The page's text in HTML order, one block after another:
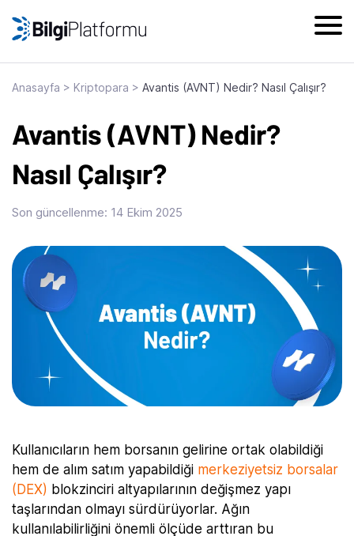
Anasayfa > Kriptopara > Avantis (AVNT) Nedir? Nasıl Çalışır?
Avantis (AVNT) Nedir?
Nasıl Çalışır?
Son güncellenme: 14 Ekim 2025
Kullanıcıların hem borsanın gelirine ortak olabildiği
hem de alım satım yapabildiği merkeziyetsiz borsalar
(DEX) blokzinciri altyapılarının değişmez yapı
taşlarından olmayı sürdürüyorlar. Ağın
kullanılabilirliğini önemli ölçüde arttıran bu